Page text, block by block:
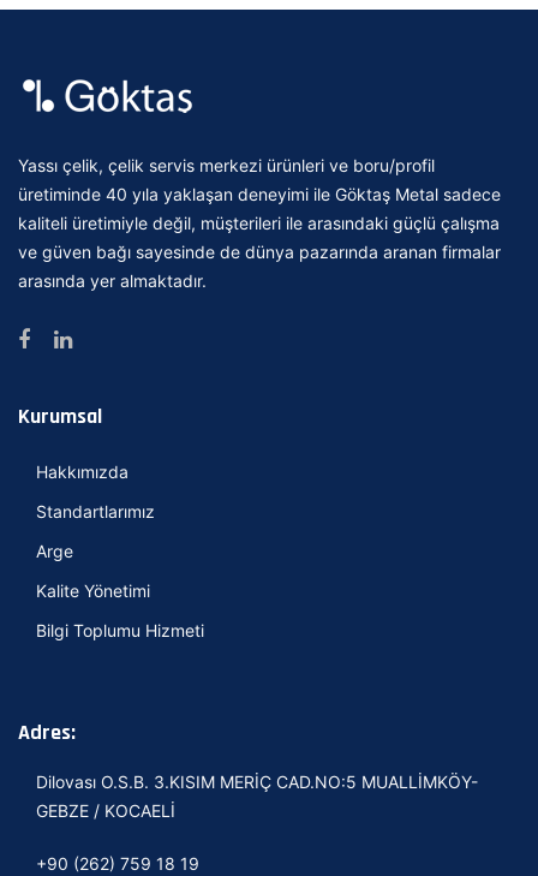
Yassı çelik, çelik servis merkezi ürünleri ve boru/profil
üretiminde 40 yıla yaklaşan deneyimi ile Göktaş Metal sadece
kaliteli üretimiyle değil, müşterileri ile arasındaki güçlü çalışma
ve güven bağı sayesinde de dünya pazarında aranan firmalar
arasında yer almaktadır.
Kurumsal
Hakkımızda
Standartlarımız
Arge
Kalite Yönetimi
Bilgi Toplumu Hizmeti
Adres:
Dilovası O.S.B. 3.KISIM MERİÇ CAD.NO:5 MUALLİMKÖY-
GEBZE / KOCAELİ
+90 (262) 759 18 19